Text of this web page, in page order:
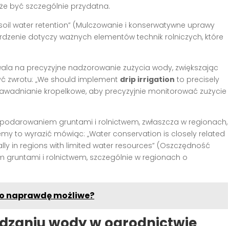
być szczególnie przydatna.
water retention” (Mulczowanie i konserwatywne uprawy
dotyczy ważnych elementów technik rolniczych, które
na precyzyjne nadzorowanie zużycia wody, zwiększając
zwrotu: „We should implement drip irrigation to precisely
kropelkowe, aby precyzyjnie monitorować zużycie
gruntami i rolnictwem, zwłaszcza w regionach,
to wyrazić mówiąc: „Water conservation is closely related
in regions with limited water resources” (Oszczędność
i rolnictwem, szczególnie w regionach o
naprawdę możliwe?